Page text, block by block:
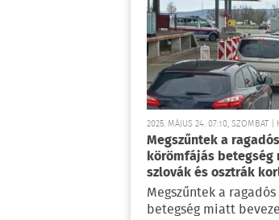
2025. MÁJUS 24. 07:10, SZOMBAT |
Megszűntek a
körömfájás
szlovák és osztrák
Megszűntek a
betegség miatt